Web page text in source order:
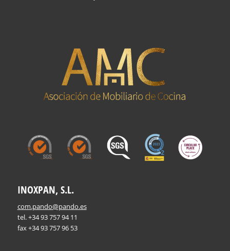
INOXPAN, S.L.
com.pando@pando.es
tel. +34 93 757 94 11
fax +34 93 757 96 53